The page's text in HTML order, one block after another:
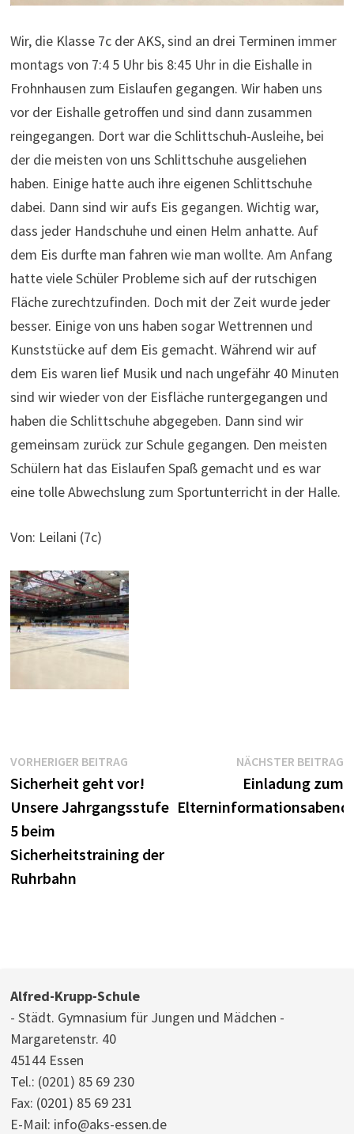
Wir, die Klasse 7c der AKS, sind an drei Terminen immer
montags von 7:4 5 Uhr bis 8:45 Uhr in die Eishalle in
Frohnhausen zum Eislaufen gegangen. Wir haben uns
vor der Eishalle getroffen und sind dann zusammen
reingegangen. Dort war die Schlittschuh-Ausleihe, bei
der die meisten von uns Schlittschuhe ausgeliehen
haben. Einige hatte auch ihre eigenen Schlittschuhe
dabei. Dann sind wir aufs Eis gegangen. Wichtig war,
dass jeder Handschuhe und einen Helm anhatte. Auf
dem Eis durfte man fahren wie man wollte. Am Anfang
hatte viele Schüler Probleme sich auf der rutschigen
Fläche zurechtzufinden. Doch mit der Zeit wurde jeder
besser. Einige von uns haben sogar Wettrennen und
Kunststücke auf dem Eis gemacht. Während wir auf
dem Eis waren lief Musik und nach ungefähr 40 Minuten
sind wir wieder von der Eisfläche runtergegangen und
haben die Schlittschuhe abgegeben. Dann sind wir
gemeinsam zurück zur Schule gegangen. Den meisten
Schülern hat das Eislaufen Spaß gemacht und es war
eine tolle Abwechslung zum Sportunterricht in der Halle.
Von: Leilani (7c)
Beitragsnavigation
VORHERIGER BEITRAGVorheriger
Beitrag:
Sicherheit geht vor!
Unsere Jahrgangsstufe
5 beim
Sicherheitstraining der
Ruhrbahn
NÄCHSTER BEITRAG
Einladung zum
Elterninformationsabend
Alfred-Krupp-Schule
- Städt. Gymnasium für Jungen und Mädchen -
Margaretenstr. 40
45144 Essen
Tel.: (0201) 85 69 230
Fax: (0201) 85 69 231
E-Mail: info@aks-essen.de